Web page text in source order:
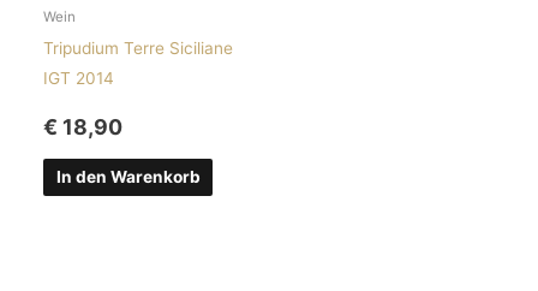
Wein
Tripudium Terre Siciliane
IGT 2014
€ 18,90
In den Warenkorb